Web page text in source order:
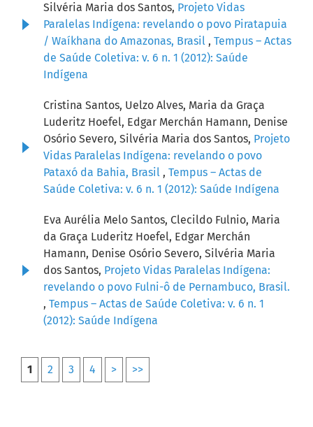
Silvéria Maria dos Santos, Projeto Vidas
Paralelas Indígena: revelando o povo Piratapuia
/ Waíkhana do Amazonas, Brasil , Tempus – Actas
de Saúde Coletiva: v. 6 n. 1 (2012): Saúde
Indígena
Cristina Santos, Uelzo Alves, Maria da Graça
Luderitz Hoefel, Edgar Merchán Hamann, Denise
Osório Severo, Silvéria Maria dos Santos, Projeto
Vidas Paralelas Indígena: revelando o povo
Pataxó da Bahia, Brasil , Tempus – Actas de
Saúde Coletiva: v. 6 n. 1 (2012): Saúde Indígena
Eva Aurélia Melo Santos, Clecildo Fulnio, Maria
da Graça Luderitz Hoefel, Edgar Merchán
Hamann, Denise Osório Severo, Silvéria Maria
dos Santos, Projeto Vidas Paralelas Indígena:
revelando o povo Fulni-ô de Pernambuco, Brasil.
, Tempus – Actas de Saúde Coletiva: v. 6 n. 1
(2012): Saúde Indígena
1 2 3 4 > >>